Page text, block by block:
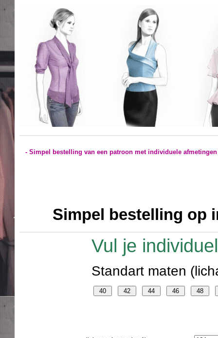
- Simpel bestelling van een patroon met individuele afmetingen
Simpel bestelling op
Vul je
Standart maten